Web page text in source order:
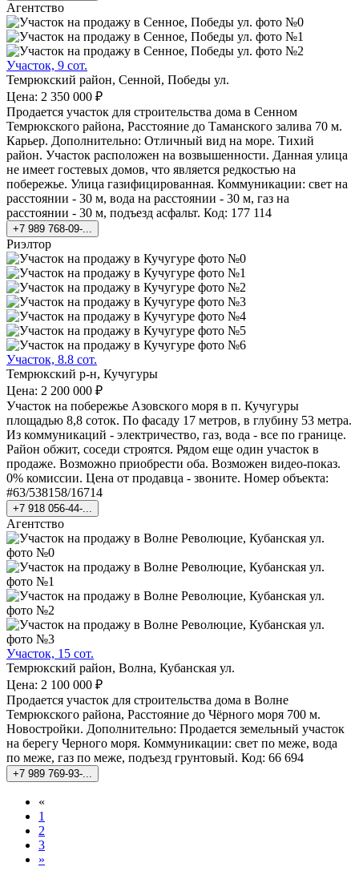
Агентство
Участок, 9 сот.
Темрюкский район, Сенной, Победы ул.
Цена: 2 350 000 ₽
Продается участок для строительства дома в Сенном
Темрюкского района, Расстояние до Таманского залива 70 м.
Карьер. Дополнительно: Отличный вид на море. Тихий
район. Участок расположен на возвышенности. Данная улица
не имеет гостевых домов, что является редкостью на
побережье. Улица газифицированная. Коммуникации: свет на
расстоянии - 30 м, вода на расстоянии - 30 м, газ на
расстоянии - 30 м, подъезд асфальт. Код: 177 114
+7 989 768-09-...
Риэлтор
Участок, 8.8 сот.
Темрюкский р-н, Кучугуры
Цена: 2 200 000 ₽
Участок на побережье Азовского моря в п. Кучугуры
площадью 8,8 соток. По фасаду 17 метров, в глубину 53 метра.
Из коммуникаций - электричество, газ, вода - все по границе.
Район обжит, соседи строятся. Рядом еще один участок в
продаже. Возможно приобрести оба. Возможен видео-показ.
0% комиссии. Цена от продавца - звоните. Номер объекта:
#63/538158/16714
+7 918 056-44-...
Агентство
Участок, 15 сот.
Темрюкский район, Волна, Кубанская ул.
Цена: 2 100 000 ₽
Продается участок для строительства дома в Волне
Темрюкского района, Расстояние до Чёрного моря 700 м.
Новостройки. Дополнительно: Продается земельный участок
на берегу Черного моря. Коммуникации: свет по меже, вода
по меже, газ по меже, подъезд грунтовый. Код: 66 694
+7 989 769-93-...
«
1
2
3
»